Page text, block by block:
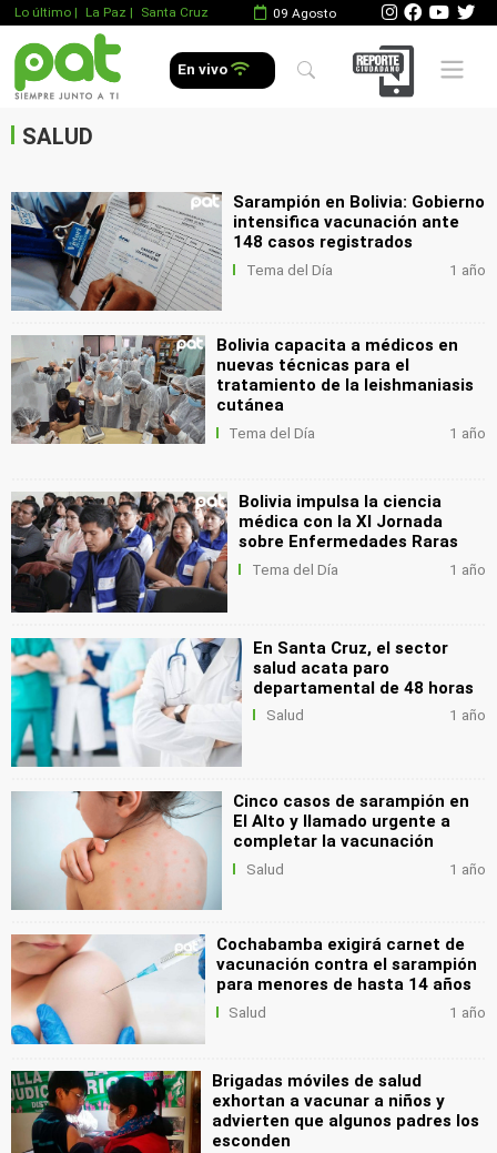
Lo último | La Paz | Santa Cruz 09 Agosto
En vivo Mobile
SALUD
.
Sarampión en Bolivia: Gobierno
intensifica vacunación ante
148 casos registrados
Tema del Día 1 año
Bolivia capacita a médicos en
nuevas técnicas para el
tratamiento de la leishmaniasis
cutánea
Tema del Día 1 año
Bolivia impulsa la ciencia
médica con la XI Jornada
sobre Enfermedades Raras
Tema del Día 1 año
En Santa Cruz, el sector
salud acata paro
departamental de 48 horas
Salud 1 año
Cinco casos de sarampión en
El Alto y llamado urgente a
completar la vacunación
Salud 1 año
Cochabamba exigirá carnet de
vacunación contra el sarampión
para menores de hasta 14 años
Salud 1 año
Brigadas móviles de salud
exhortan a vacunar a niños y
advierten que algunos padres los
esconden